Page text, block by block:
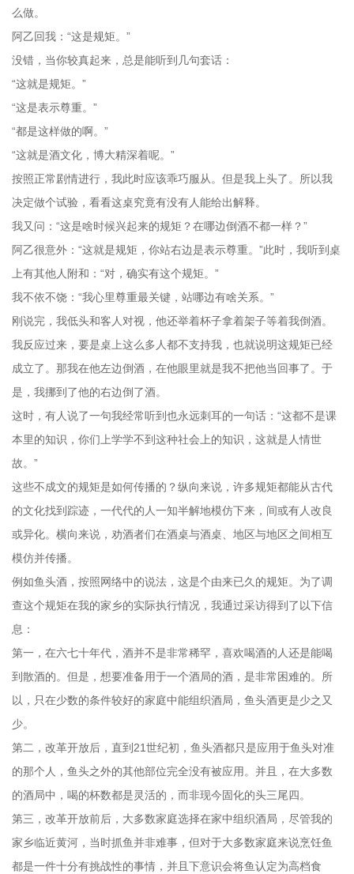
么做。
阿乙回我：“这是规矩。”
没错，当你较真起来，总是能听到几句套话：
“这就是规矩。”
“这是表示尊重。”
“都是这样做的啊。”
“这就是酒文化，博大精深着呢。”
按照正常剧情进行，我此时应该乖巧服从。但是我上头了。所以我
决定做个试验，看看这桌究竟有没有人能给出解释。
我又问：“这是啥时候兴起来的规矩？在哪边倒酒不都一样？”
阿乙很意外：“这就是规矩，你站右边是表示尊重。”此时，我听到桌
上有其他人附和：“对，确实有这个规矩。”
我不依不饶：“我心里尊重最关键，站哪边有啥关系。”
刚说完，我低头和客人对视，他还举着杯子拿着架子等着我倒酒。
我反应过来，要是桌上这么多人都不支持我，也就说明这规矩已经
成立了。那我在他左边倒酒，在他眼里就是我不把他当回事了。于
是，我挪到了他的右边倒了酒。
这时，有人说了一句我经常听到也永远刺耳的一句话：“这都不是课
本里的知识，你们上学学不到这种社会上的知识，这就是人情世
故。”
这些不成文的规矩是如何传播的？纵向来说，许多规矩都能从古代
的文化找到踪迹，一代代的人一知半解地模仿下来，间或有人改良
或异化。横向来说，劝酒者们在酒桌与酒桌、地区与地区之间相互
模仿并传播。
例如鱼头酒，按照网络中的说法，这是个由来已久的规矩。为了调
查这个规矩在我的家乡的实际执行情况，我通过采访得到了以下信
息：
第一，在六七十年代，酒并不是非常稀罕，喜欢喝酒的人还是能喝
到散酒的。但是，想要准备用于一个酒局的酒，是非常困难的。所
以，只在少数的条件较好的家庭中能组织酒局，鱼头酒更是少之又
少。
第二，改革开放后，直到21世纪初，鱼头酒都只是应用于鱼头对准
的那个人，鱼头之外的其他部位完全没有被应用。并且，在大多数
的酒局中，喝的杯数都是灵活的，而非现今固化的头三尾四。
第三，改革开放前后，大多数家庭选择在家中组织酒局，尽管我的
家乡临近黄河，当时抓鱼并非难事，但对于大多数家庭来说烹饪鱼
都是一件十分有挑战性的事情，并且下意识会将鱼认定为高档食